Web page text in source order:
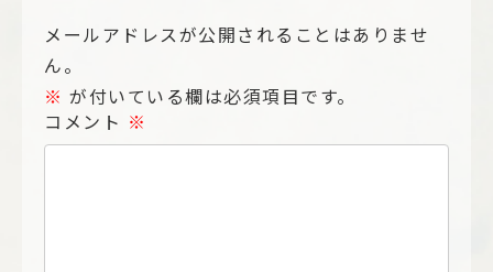
メールアドレスが公開されることはありませ
ん。
※ が付いている欄は必須項目です。
コメント ※